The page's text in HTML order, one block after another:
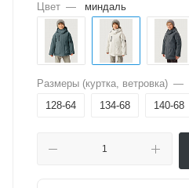
Цвет — миндаль
Размеры (куртка, ветровка) —
128-64
134-68 140-68